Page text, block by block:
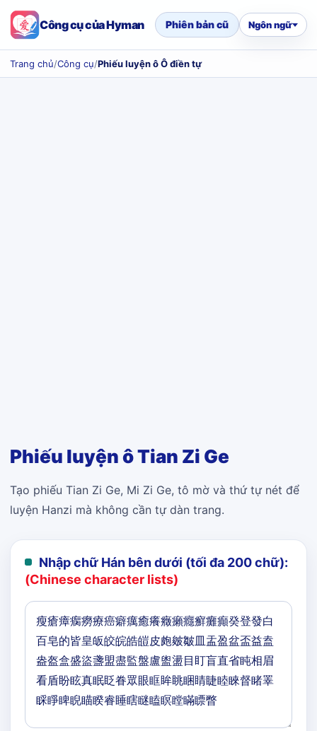
Công cụ của Hyman Phiên bản cũ Ngôn ngữ
Trang chủ/Công cụ/Phiếu luyện ô Ô điền tự
Phiếu luyện ô Tian Zi Ge
Tạo phiếu Tian Zi Ge, Mi Zi Ge, tô mờ và thứ tự nét để
luyện Hanzi mà không cần tự dàn trang.
Nhập chữ Hán bên dưới (tối đa 200 chữ):
(Chinese character lists)